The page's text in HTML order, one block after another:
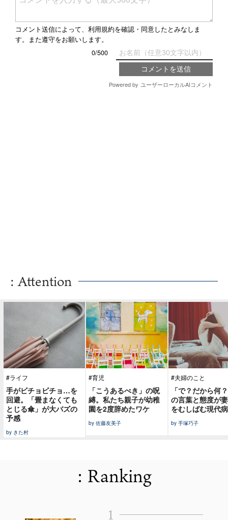
: Attention
#ライフ
手がビチョビチョ…を
回避。「畳まなくても
とじる傘」が大バズの
予感
by きた村
#育児
「こうあるべき」の呪
縛。私たち親子が幼稚
園を2度辞めたワケ
by 佐藤友美子
#夫婦のこと
「で？だから何
の言葉と態度が
をむしばむ現代病
by 手塚巧子
: Ranking
1